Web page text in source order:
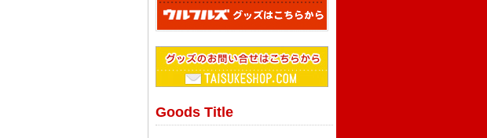
Goods Title